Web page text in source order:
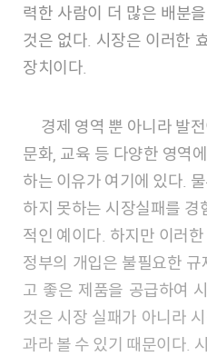
력한 사람이 더 많은 배분
것은 없다. 시장은 이러한
장치이다.
경제 영역 뿐 아니라 발전이 정체되어 있는 공공부문,
문화, 교육 등 다양한 영역
하는 이유가 여기에 있다.
하지 못하는 시장실패를
적인 예이다. 하지만 이러
정부의 개입은 불필요한
고 좋은 제품을 공급하여
것은 시장 실패가 아니라
과라 볼 수 있기 때문이다.